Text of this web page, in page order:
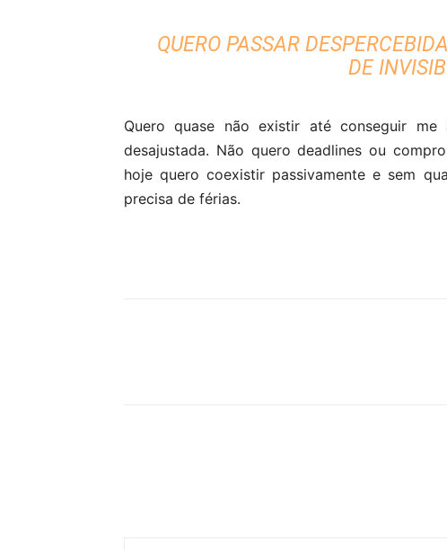
QUERO PASSAR
DE
Quero quase não existir até conseguir
desajustada. Não quero deadlines ou
hoje quero coexistir passivamente e sem
precisa de férias.